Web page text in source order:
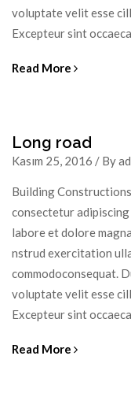
voluptate velit esse
Excepteur sint
Read More
Long road
Kasım 25, 2016 / By
Building
consectetur
labore et dolore
nstrud exercitation
commodoconsequat.
voluptate velit esse
Excepteur sint
Read More